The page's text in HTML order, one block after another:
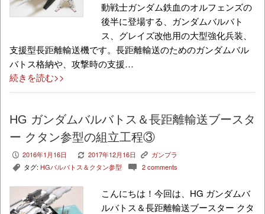
動戦士ガンダム鉄血のオルフェンズの
後半に登場する、ガンダムバルバト
ス、グレイズ改他用の大型強化兵装、
支援型長距離輸送機です。長距離輸送のためのガンダムバル
バトス格納や、攻撃時の支援…
続きを読む>>
HG ガンダムバルバトス＆長距離輸送ブースタ
ー クタン参型の組立工程③
P 2016年1月16日 V 2017年12月16日 K ガンプラ
, タグ: HGバルバトス＆クタン参型 c 2 comments
こんにちは！今回は、HG ガンダムバ
ルバトス＆長距離輸送ブースター クタ